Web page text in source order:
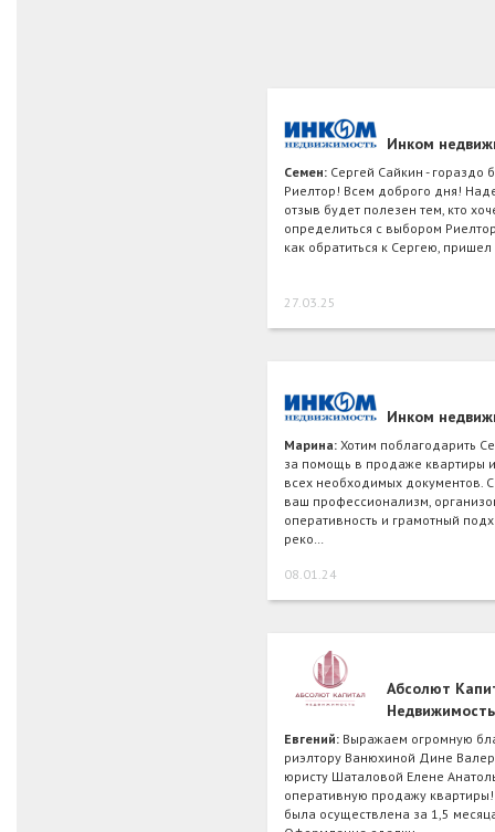
Инком
Семен: Сергей Сайкин - гораздо
Риелтор! Всем доброго дня!
отзыв будет полезен тем, кто
определиться с выбором
как обратиться к Сергею,
27.03.25
Инком
Марина: Хотим поблагодарить
за помощь в продаже квартиры
всех необходимых документов.
ваш профессионализм,
оперативность и грамотный
реко…
08.01.24
Абсолют
Недвижимость
Евгений: Выражаем огромную
риэлтору Ванюхиной Дине
юристу Шаталовой Елене
оперативную продажу
была осуществлена за 1,5